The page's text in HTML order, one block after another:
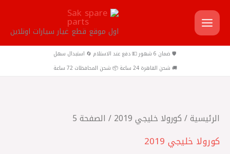
تخطي
إلى
المحتوى
اول موقع قطع غيار سيارات اونلاين
🛡️ ضمان 6 شهور 💵 دفع عند الاستلام 🔄 استبدال سهل
🚚 شحن القاهرة 24 ساعة 📦 شحن المحافظات 72 ساعة
الرئيسية/ كورولا خليجي 2019 / الصفحة 5
كورولا خليجي 2019